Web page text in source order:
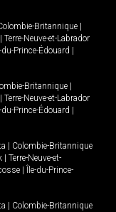
Britannique
Terre-Neuve-et-Labrador
du-Prince-Édouard
Britannique
Terre-Neuve-et-Labrador
du-Prince-Édouard
Colombie-Britannique
Terre-Neuve-et-
Île-du-Prince-
Colombie-Britannique